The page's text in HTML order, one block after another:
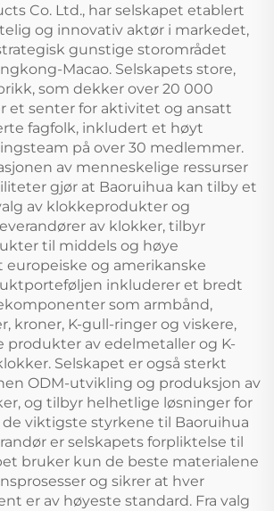
Co. Ltd., har selskapet etablert
og innovativ aktør i markedet,
gunstige storområdet
Macao. Selskapets store,
som dekker over 20 000
et senter for aktivitet og ansatt
fagfolk, inkludert et høyt
på over 30 medlemmer.
av menneskelige ressurser
gjør at Baoruihua kan tilby et
av klokkeprodukter og
av klokker, tilbyr
til middels og høye
og amerikanske
inkluderer et bredt
som armbånd,
kroner, K-gull-ringer og viskere,
av edelmetaller og K-
Selskapet er også sterkt
ODM-utvikling og produksjon av
og tilbyr helhetlige løsninger for
de viktigste styrkene til Baoruihua
er selskapets forpliktelse til
bruker kun de beste materialene
og sikrer at hver
er av høyeste standard. Fra valg